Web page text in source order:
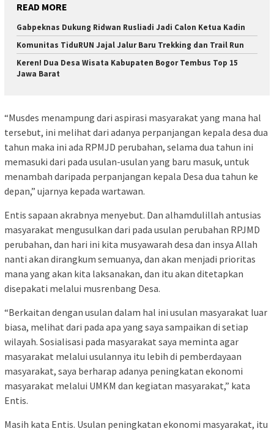
READ MORE
Gabpeknas Dukung Ridwan Rusliadi Jadi Calon Ketua Kadin
Komunitas TiduRUN Jajal Jalur Baru Trekking dan Trail Run
Keren! Dua Desa Wisata Kabupaten Bogor Tembus Top 15
Jawa Barat
“Musdes menampung dari aspirasi masyarakat yang mana hal
tersebut, ini melihat dari adanya perpanjangan kepala desa dua
tahun maka ini ada RPMJD perubahan, selama dua tahun ini
memasuki dari pada usulan-usulan yang baru masuk, untuk
menambah daripada perpanjangan kepala Desa dua tahun ke
depan,” ujarnya kepada wartawan.
Entis sapaan akrabnya menyebut. Dan alhamdulillah antusias
masyarakat mengusulkan dari pada usulan perubahan RPJMD
perubahan, dan hari ini kita musyawarah desa dan insya Allah
nanti akan dirangkum semuanya, dan akan menjadi prioritas
mana yang akan kita laksanakan, dan itu akan ditetapkan
disepakati melalui musrenbang Desa.
“Berkaitan dengan usulan dalam hal ini usulan masyarakat luar
biasa, melihat dari pada apa yang saya sampaikan di setiap
wilayah. Sosialisasi pada masyarakat saya meminta agar
masyarakat melalui usulannya itu lebih di pemberdayaan
masyarakat, saya berharap adanya peningkatan ekonomi
masyarakat melalui UMKM dan kegiatan masyarakat,” kata
Entis.
Masih kata Entis. Usulan peningkatan ekonomi masyarakat, itu